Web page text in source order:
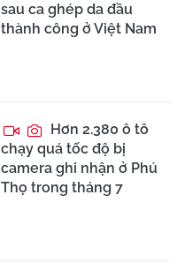
sau ca ghép da đầu
thành công ở Việt Nam
Hơn 2.380 ô tô
chạy quá tốc độ bị
camera ghi nhận ở Phú
Thọ trong tháng 7